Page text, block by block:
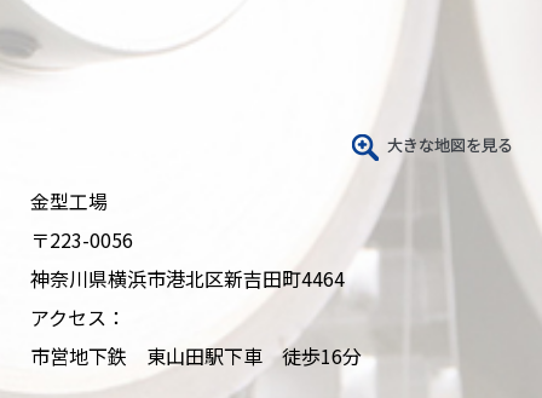
金型工場
〒223-0056
神奈川県横浜市港北区新吉田町4464
アクセス：
市営地下鉄 東山田駅下車 徒歩16分